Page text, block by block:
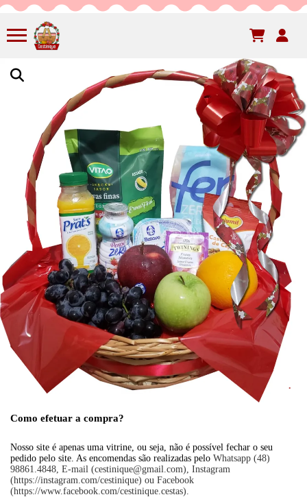
Como efetuar a compra?
Nosso site é apenas uma vitrine, ou seja, não é possível fechar o seu
pedido pelo site. As encomendas são realizadas pelo Whatsapp (48)
98861.4848, E-mail (cestinique@gmail.com), Instagram
(https://instagram.com/cestinique) ou Facebook
(https://www.facebook.com/cestinique.cestas).